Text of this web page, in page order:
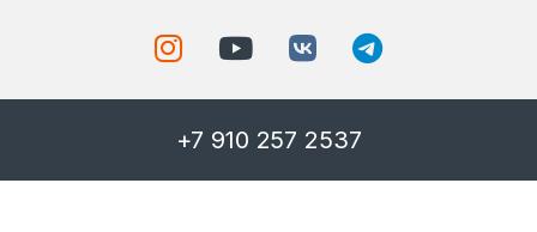
+7 910 257 2537